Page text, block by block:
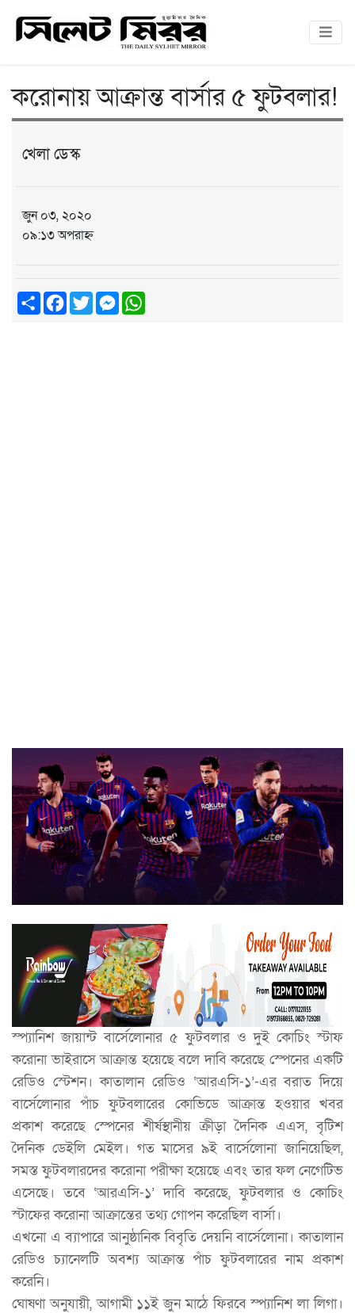
করোনায় আক্রান্ত বার্সার ৫ ফুটবলার!
খেলা ডেস্ক
জুন ০৩, ২০২০
০৯:১৩ অপরাহ্ন
ShareFacebook
TwitterMessenger
স্প্যানিশ জায়ান্ট বার্সেলোনার ৫ ফুটবলার ও দুই কোচিং স্টাফ
করোনা ভাইরাসে আক্রান্ত হয়েছে বলে দাবি করেছে স্পেনের একটি
রেডিও স্টেশন। কাতালান রেডিও ‘আরএসি-১’-এর বরাত দিয়ে
বার্সেলোনার পাঁচ ফুটবলারের কোভিডে আক্রান্ত হওয়ার খবর
প্রকাশ করেছে স্পেনের শীর্ষস্থানীয় ক্রীড়া দৈনিক এএস, বৃটিশ
দৈনিক ডেইলি মেইল। গত মাসের ৯ই বার্সেলোনা জানিয়েছিল,
সমস্ত ফুটবলারদের করোনা পরীক্ষা হয়েছে এবং তার ফল নেগেটিভ
এসেছে। তবে ‘আরএসি-১’ দাবি করেছে, ফুটবলার ও কোচিং
স্টাফের করোনা আক্রান্তের তথ্য গোপন করেছিল বার্সা।
এখনো এ ব্যাপারে আনুষ্ঠানিক বিবৃতি দেয়নি বার্সেলোনা। কাতালান
রেডিও চ্যানেলটি অবশ্য আক্রান্ত পাঁচ ফুটবলারের নাম প্রকাশ
করেনি।
ঘোষণা অনুযায়ী, আগামী ১১ই জুন মাঠে ফিরবে স্প্যানিশ লা লিগা।